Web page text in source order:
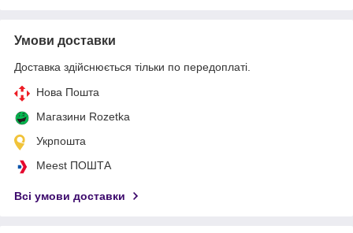
Умови доставки
Доставка здійснюється тільки по передоплаті.
Нова Пошта
Магазини Rozetka
Укрпошта
Meest ПОШТА
Всі умови доставки